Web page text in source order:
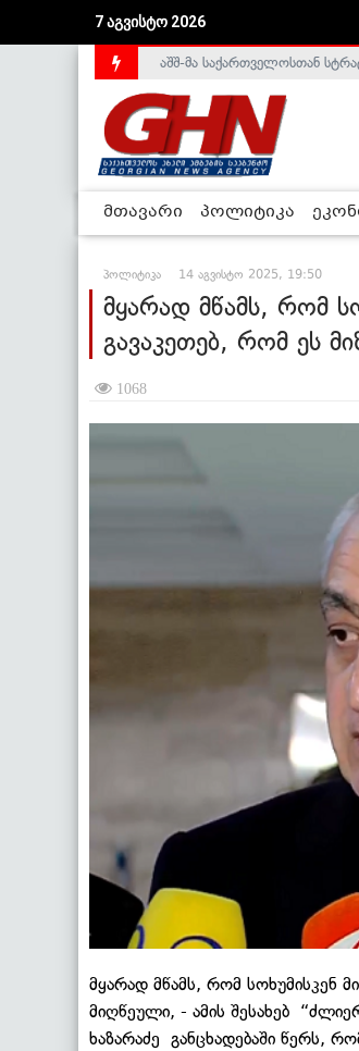
7 აგვისტო 2026
საქართველოს დე-ფაქტო
მთავარი პოლიტიკა
პოლიტიკა 14 აგვისტო 2025, 19:50
მყარად მწამს, რომ
გავაკეთებ, რომ ეს
1068
მყარად მწამს, რომ სოხუმისკენ
მიღწეული, - ამის შესახებ
ხაზარაძე განცხადებაში წერს,